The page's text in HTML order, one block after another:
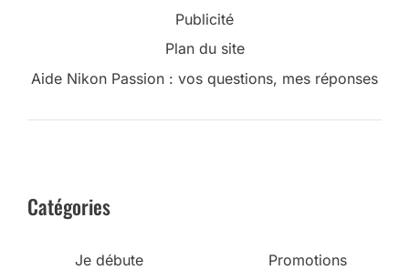
Publicité
Plan du site
Aide Nikon Passion : vos questions, mes réponses
Catégories
Je débute
Promotions